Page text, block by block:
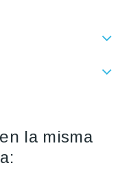
la misma